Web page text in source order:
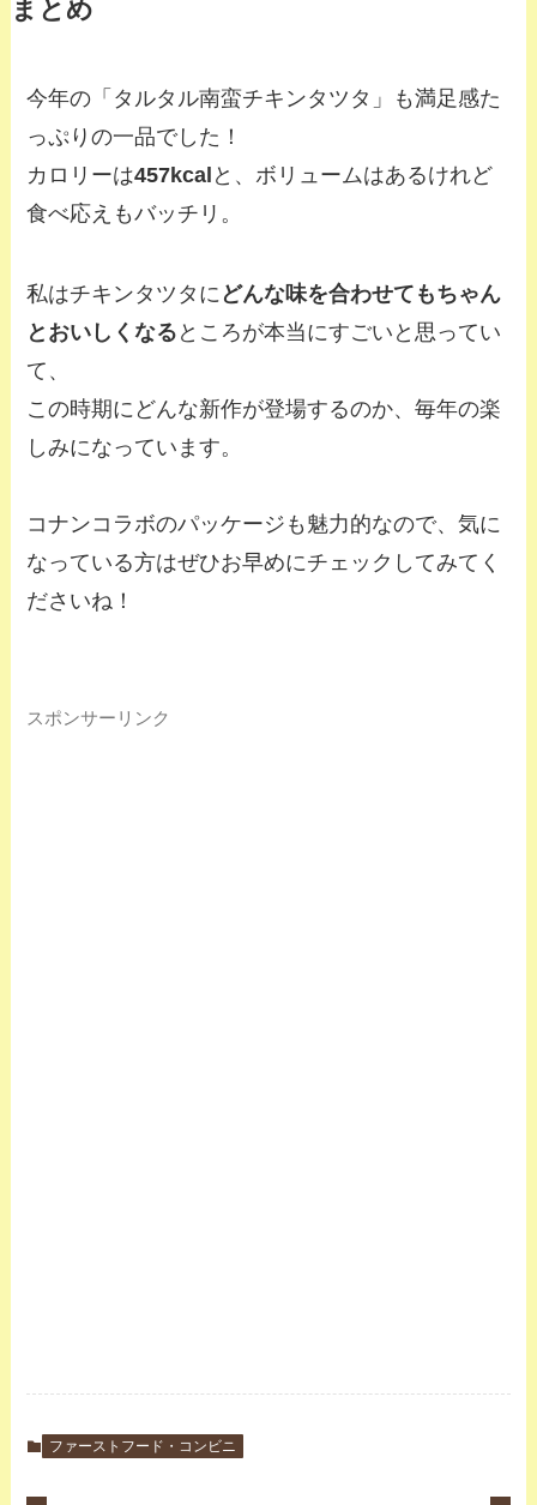
まとめ
今年の「タルタル南蛮チキンタツタ」も満足感た
っぷりの一品でした！
カロリーは457kcal と、ボリュームはあるけれど
食べ応えもバッチリ。
私はチキンタツタに どんな味を合わせてもちゃん
とおいしくなる ところが本当にすごいと思ってい
て、
この時期にどんな新作が登場するのか、毎年の楽
しみになっています。
コナンコラボのパッケージも魅力的なので、気に
なっている方はぜひお早めにチェックしてみてく
ださいね！
スポンサーリンク
ファーストフード・コンビニ